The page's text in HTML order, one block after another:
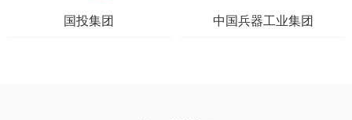
国投集团 中国兵器工业集团